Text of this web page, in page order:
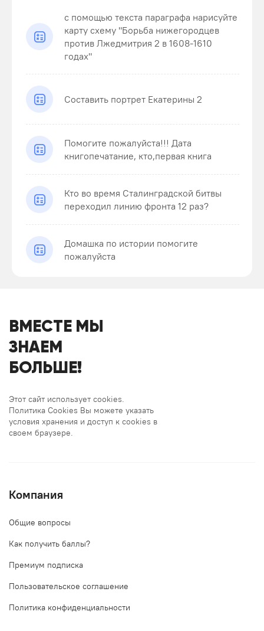
с помощью текста параграфа нарисуйте
карту схему "Борьба нижегородцев
против Лжедмитрия 2 в 1608-1610
годах"
Составить портрет Екатерины 2
Помогите пожалуйста!!! Дата
книгопечатание, кто,первая книга
Кто во время Сталинградской битвы
переходил линию фронта 12 раз?
Домашка по истории помогите
пожалуйста
ВМЕСТЕ МЫ
ЗНАЕМ
БОЛЬШЕ!
Этот сайт использует cookies.
Политика Cookies Вы можете указать
условия хранения и доступ к cookies в
своем браузере.
Компания
Общие вопросы
Как получить баллы?
Премиум подписка
Пользовательское соглашение
Политика конфиденциальности